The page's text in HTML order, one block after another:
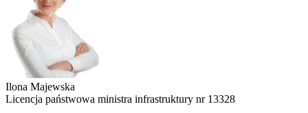
Ilona Majewska
Licencja państwowa ministra infrastruktury nr 13328